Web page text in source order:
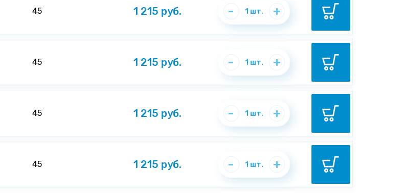
45 1 215 руб. - 1 шт. +
45 1 215 руб. - 1 шт. +
45 1 215 руб. - 1 шт. +
45 1 215 руб. - 1 шт. +